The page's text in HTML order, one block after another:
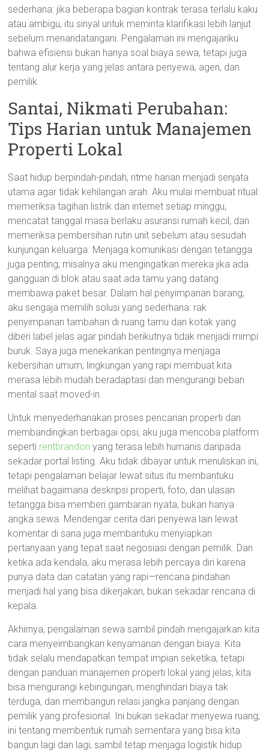
sederhana: jika beberapa bagian kontrak terasa terlalu kaku
atau ambigu, itu sinyal untuk meminta klarifikasi lebih lanjut
sebelum menandatangani. Pengalaman ini mengajariku
bahwa efisiensi bukan hanya soal biaya sewa, tetapi juga
tentang alur kerja yang jelas antara penyewa, agen, dan
pemilik.
Santai, Nikmati Perubahan:
Tips Harian untuk Manajemen
Properti Lokal
Saat hidup berpindah-pindah, ritme harian menjadi senjata
utama agar tidak kehilangan arah. Aku mulai membuat ritual:
memeriksa tagihan listrik dan internet setiap minggu,
mencatat tanggal masa berlaku asuransi rumah kecil, dan
memeriksa pembersihan rutin unit sebelum atau sesudah
kunjungan keluarga. Menjaga komunikasi dengan tetangga
juga penting; misalnya aku mengingatkan mereka jika ada
gangguan di blok atau saat ada tamu yang datang
membawa paket besar. Dalam hal penyimpanan barang,
aku sengaja memilih solusi yang sederhana: rak
penyimpanan tambahan di ruang tamu dan kotak yang
diberi label jelas agar pindah berikutnya tidak menjadi mimpi
buruk. Saya juga menekankan pentingnya menjaga
kebersihan umum; lingkungan yang rapi membuat kita
merasa lebih mudah beradaptasi dan mengurangi beban
mental saat moved-in.
Untuk menyederhanakan proses pencarian properti dan
membandingkan berbagai opsi, aku juga mencoba platform
seperti rentbrandon yang terasa lebih humanis daripada
sekadar portal listing. Aku tidak dibayar untuk menuliskan ini,
tetapi pengalaman belajar lewat situs itu membantuku
melihat bagaimana deskripsi properti, foto, dan ulasan
tetangga bisa memberi gambaran nyata, bukan hanya
angka sewa. Mendengar cerita dari penyewa lain lewat
komentar di sana juga membantuku menyiapkan
pertanyaan yang tepat saat negosiasi dengan pemilik. Dan
ketika ada kendala, aku merasa lebih percaya diri karena
punya data dan catatan yang rapi—rencana pindahan
menjadi hal yang bisa dikerjakan, bukan sekadar rencana di
kepala.
Akhirnya, pengalaman sewa sambil pindah mengajarkan kita
cara menyeimbangkan kenyamanan dengan biaya. Kita
tidak selalu mendapatkan tempat impian seketika, tetapi
dengan panduan manajemen properti lokal yang jelas, kita
bisa mengurangi kebingungan, menghindari biaya tak
terduga, dan membangun relasi jangka panjang dengan
pemilik yang profesional. Ini bukan sekadar menyewa ruang;
ini tentang membentuk rumah sementara yang bisa kita
bangun lagi dan lagi, sambil tetap menjaga logistik hidup